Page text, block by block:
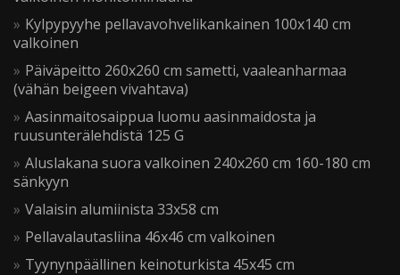
Kylpypyyhe pellavavohvelikankainen 100x140 cm
valkoinen
Päiväpeitto 260x260 cm sametti, vaaleanharmaa
(vähän beigeen vivahtava)
Aasinmaitosaippua luomu aasinmaidosta ja
ruusunterälehdistä 125 G
Aluslakana suora valkoinen 240x260 cm 160-180 cm
sänkyyn
Valaisin alumiinista 33x58 cm
Pellavalautasliina 46x46 cm valkoinen
Tyynynpäällinen keinoturkista 45x45 cm